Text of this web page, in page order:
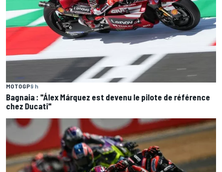
MOTOGP9 h
Bagnaia : "Álex Márquez est devenu le pilote de référence
chez Ducati"